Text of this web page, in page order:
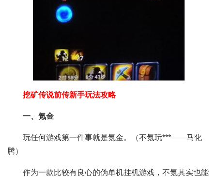
挖矿传说前传新手玩法攻略
一、氪金
玩任何游戏第一件事就是氪金。（不氪玩***——马化
腾）
作为一款比较有良心的伪单机挂机游戏，不氪其实也能